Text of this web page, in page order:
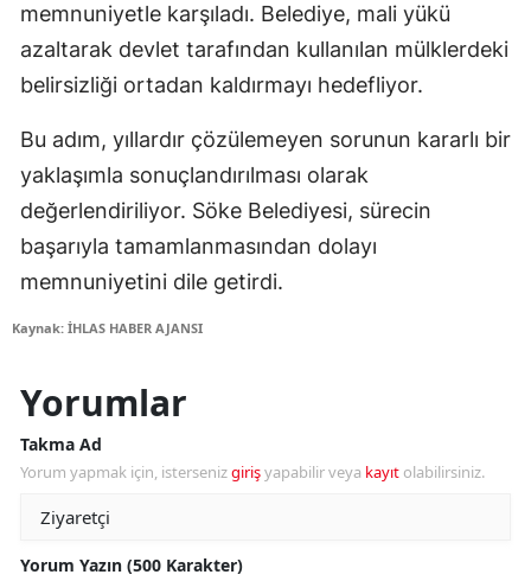
memnuniyetle karşıladı. Belediye, mali yükü
azaltarak devlet tarafından kullanılan mülklerdeki
belirsizliği ortadan kaldırmayı hedefliyor.
Bu adım, yıllardır çözülemeyen sorunun kararlı bir
yaklaşımla sonuçlandırılması olarak
değerlendiriliyor. Söke Belediyesi, sürecin
başarıyla tamamlanmasından dolayı
memnuniyetini dile getirdi.
Kaynak: İHLAS HABER AJANSI
Yorumlar
Takma Ad
Yorum yapmak için, istersenizgirişyapabilir veya kayıt olabilirsiniz.
Yorum Yazın (500 Karakter)